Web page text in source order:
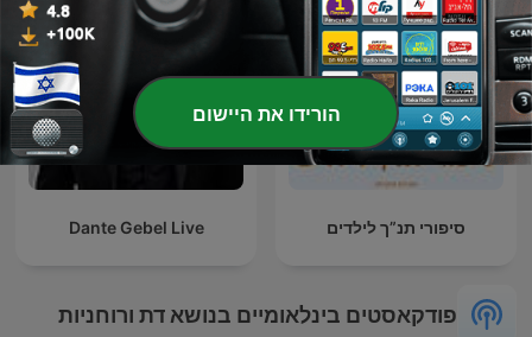
סיפורי תנ”ך לילדים Dante Gebel Live
פודקאסטים בינלאומיים בנושא דת ורוחניות
הורידו את היישום